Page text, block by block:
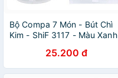
Bộ Compa 7 Món - Bút Chì
Kim - ShiF 3117 - Màu Xanh
25.200 đ